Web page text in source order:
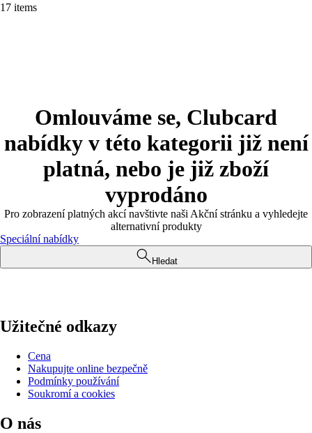
17 items
Omlouváme se, Clubcard
nabídky v této kategorii již není
platná, nebo je již zboží
vyprodáno
Pro zobrazení platných akcí navštivte naši Akční stránku a vyhledejte
alternativní produkty
Speciální nabídky
Hledat
Užitečné odkazy
Cena
Nakupujte online bezpečně
Podmínky používání
Soukromí a cookies
O nás